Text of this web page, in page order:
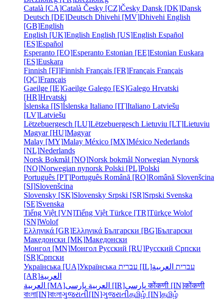
Català [CA]Català Česky [CZ]Česky Dansk [DK]Dansk
Deutsch [DE]Deutsch Dhivehi [MV]Dhivehi English
[GB]English
English [UK]English English [US]English Español
[ES]Español
Esperanto [EO]Esperanto Estonian [EE]Estonian Euskara
[ES]Euskara
Finnish [FI]Finnish Français [FR]Français Français
[QC]Français
Gaeilge [IE]Gaeilge Galego [ES]Galego Hrvatski
[HR]Hrvatski
Íslenska [IS]Íslenska Italiano [IT]Italiano Latviešu
[LV]Latviešu
Lëtzebuergesch [LU]Lëtzebuergesch Lietuviu [LT]Lietuviu
Magyar [HU]Magyar
Malay [MY]Malay México [MX]México Nederlands
[NL]Nederlands
Norsk Bokmål [NO]Norsk bokmål Norwegian Nynorsk
[NO]Norwegian nynorsk Polski [PL]Polski
Português [PT]Português Română [RO]Română Slovenšcina
[SI]Slovenšcina
Slovensky [SK]Slovensky Srpski [SR]Srpski Svenska
[SE]Svenska
Tiếng Việt [VN]Tiếng Việt Türkçe [TR]Türkçe Wolof
[SN]Wolof
Ελληνικά [GR]Ελληνικά Български [BG]Български
Македонски [MK]Македонски
Монгол [MN]Монгол Русский [RU]Русский Српски
[SR]Српски
Українська [UA]Українська עברית [IL] עברית العربية
[AR]العربية
العربية [MA]
العربية پارسی [IR] پارسیकोंकणी [IN]कोंकणी
বাংলা[IN]বাংলাગુજરાતી[IN]ગુજરાતીதமிழ் [IN]தமிழ்